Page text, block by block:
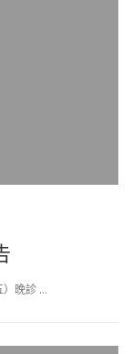
）晚診 …